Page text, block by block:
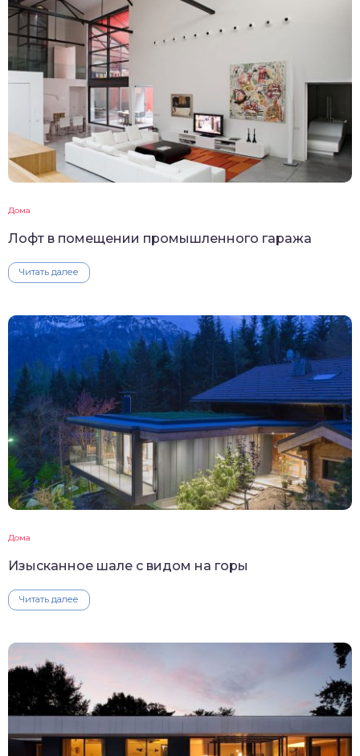
Дома
Лофт в помещении промышленного гаража
Читать далее
Дома
Изысканное шале с видом на горы
Читать далее